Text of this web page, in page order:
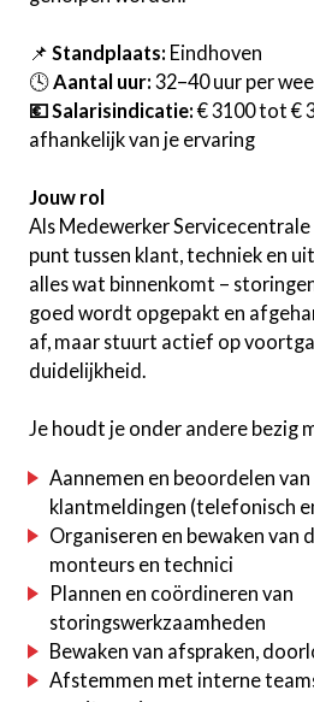
📌Standplaats: Eindhoven
🕓Aantal uur: 32–40 uur per
💶 Salarisindicatie:€ 3100 tot €
afhankelijk van je ervaring
Jouw rol
Als Medewerker
punt tussen klant, techniek en
alles wat binnenkomt –
goed wordt opgepakt en
af, maar stuurt actief op
duidelijkheid.
Je houdt je onder andere bezig
Aannemen en beoordelen
klantmeldingen (telefonisch
Organiseren en bewaken van
monteurs en technici
Plannen en coördineren van
storingswerkzaamheden
Bewaken van afspraken,
Afstemmen met interne